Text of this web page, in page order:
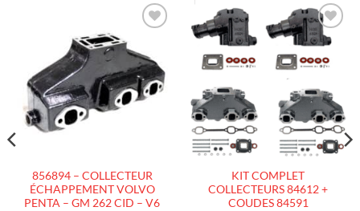
AJOUTER
À LA
LISTE
D’ENVIES
856894 – COLLECTEUR
ÉCHAPPEMENT VOLVO
PENTA – GM 262 CID – V6
AJOUTER
À LA
LISTE
D’ENVIES
KIT COMPLET
COLLECTEURS 84612 +
COUDES 84591